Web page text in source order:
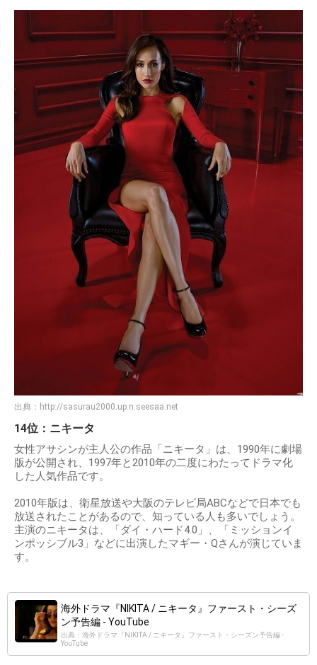
出典： http://sasurau2000.up.n.seesaa.net
14位：ニキータ
女性アサシンが主人公の作品「ニキータ」は、1990年に劇場
版が公開され、1997年と2010年の二度にわたってドラマ化
した人気作品です。
2010年版は、衛星放送や大阪のテレビ局ABCなどで日本でも
放送されたことがあるので、知っている人も多いでしょう。
主演のニキータは、「ダイ・ハード4.0」、「ミッションイ
ンポッシブル3」などに出演したマギー・Qさんが演じていま
す。
海外ドラマ『NIKITA / ニキータ』ファースト・シーズ
ン予告編 - YouTube
出典：海外ドラマ『NIKITA / ニキータ』ファースト・シーズン予告編 -
YouTube